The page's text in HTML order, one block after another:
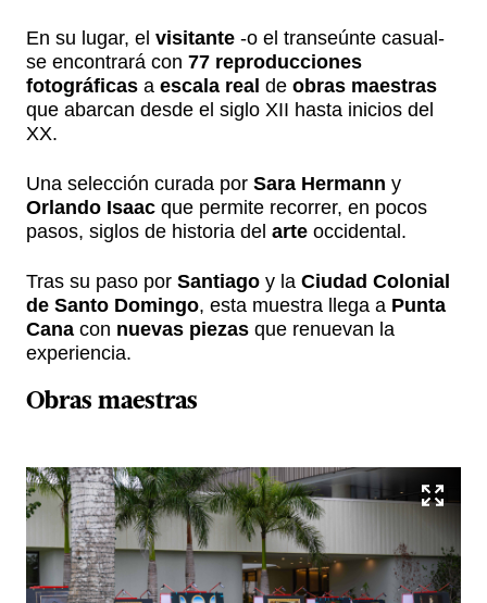
En su lugar, el visitante -o el transeúnte casual-
se encontrará con 77 reproducciones
fotográficas a escala real de obras maestras
que abarcan desde el siglo XII hasta inicios del
XX.
Una selección curada por Sara Hermann y
Orlando Isaac que permite recorrer, en pocos
pasos, siglos de historia del arte occidental.
Tras su paso por Santiago y la Ciudad Colonial
de Santo Domingo, esta muestra llega a Punta
Cana con nuevas piezas que renuevan la
experiencia.
Obras maestras